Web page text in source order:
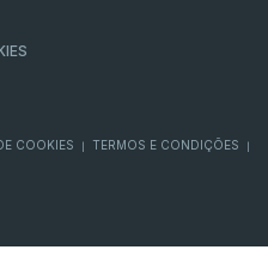
COOKIES TERMOS E CONDIÇÕES